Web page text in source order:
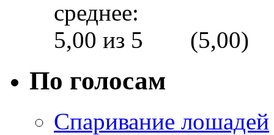
(5,00)
По голосам
Спаривание лошадей